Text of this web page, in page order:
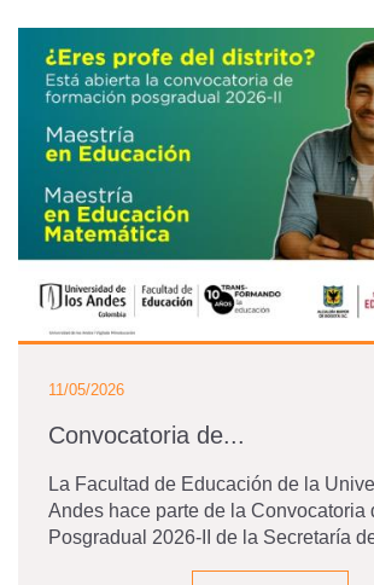
11/05/2026
Convocatoria de...
La Facultad de Educación de la
Andes hace parte de la Convocatoria
Posgradual 2026-II de la Secretaría